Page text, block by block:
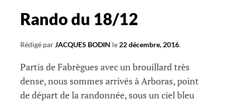
Rando du 18/12
Rédigé parJACQUES BODIN le 22 décembre, 2016.
Partis de Fabrègues avec un brouillard très
dense, nous sommes arrivés à Arboras, point
de départ de la randonnée, sous un ciel bleu